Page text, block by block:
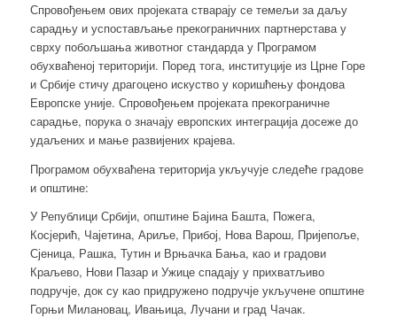
Спровођењем ових пројеката стварају се темељи за даљу
сарадњу и успостављање прекограничних партнерстава у
сврху побољшања животног стандарда у Програмом
обухваћеној територији. Поред тога, институције из Црне Горе
и Србије стичу драгоцено искуство у коришћењу фондова
Европске уније. Спровођењем пројеката прекограничне
сарадње, порука о значају европских интеграција досеже до
удаљених и мање развијених крајева.
Програмом обухваћена територија укључује следеће градове
и општине:
У Републици Србији, општине Бајина Башта, Пожега,
Косјерић, Чајетина, Ариље, Прибој, Нова Варош, Пријепоље,
Сјеница, Рашка, Тутин и Врњачка Бања, као и градови
Краљево, Нови Пазар и Ужице спадају у прихватљиво
подручје, док су као придружено подручје укључене општине
Горњи Милановац, Ивањица, Лучани и град Чачак.